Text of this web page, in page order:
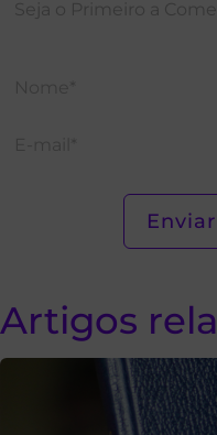
Artigos